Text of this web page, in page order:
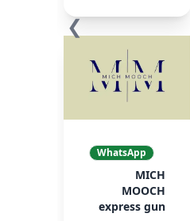
WhatsApp
MICH
MOOCH
express gun
❯